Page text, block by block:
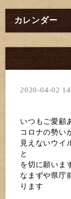
カレンダー
2020-04-02
いつもご愛顧
コロナの勢い
見えないウイ
と
を切に願いま
なまずや県庁
ります